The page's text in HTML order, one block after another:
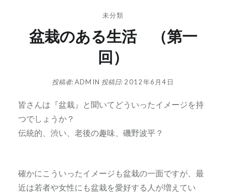
未分類
盆栽のある生活 （第一
回）
投稿者:ADMIN 投稿日: 2012年6月4日
皆さんは『盆栽』と聞いてどういったイメージを持
つでしょうか？
伝統的、渋い、老後の趣味、磯野波平？
確かにこういったイメージも盆栽の一面ですが、最
近は若者や女性にも盆栽を愛好する人が増えてい